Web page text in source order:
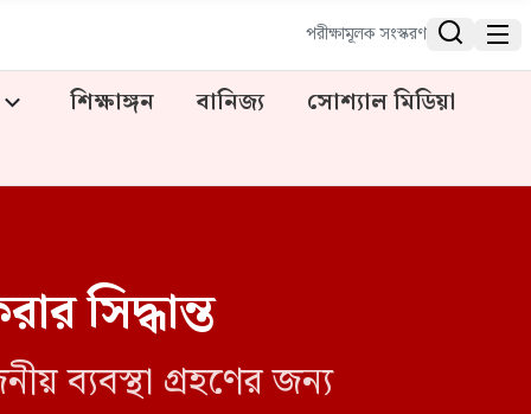
পরীক্ষামূলক সংস্করণ  
শিক্ষাঙ্গন বানিজ্য
সোশ্যাল মিডিয়া
সিদ্ধান্ত
ব্যবস্থা গ্রহণের জন্য